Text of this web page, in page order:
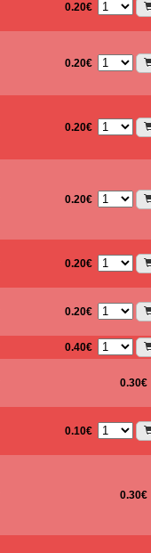
0.20€
0.20€
0.20€
0.20€
0.20€
0.20€
0.40€
0.30€
0.10€
0.30€